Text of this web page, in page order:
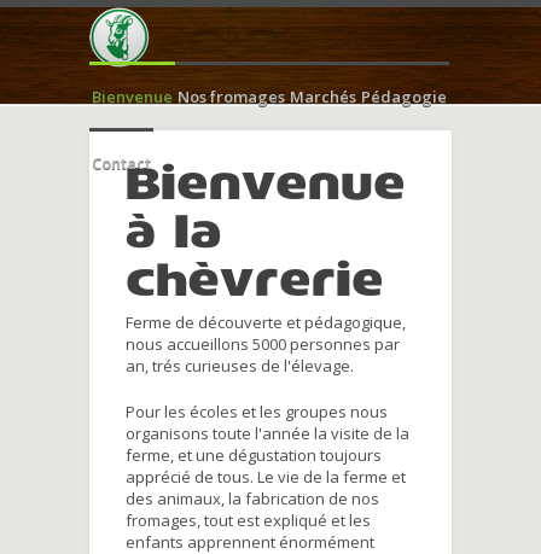
Bienvenue Nos fromages Marchés Pédagogie
ContactBienvenue
à la
chèvrerie
Ferme de découverte et pédagogique,
nous accueillons 5000 personnes par
an, trés curieuses de l'élevage.
Pour les écoles et les groupes nous
organisons toute l'année la visite de la
ferme, et une dégustation toujours
apprécié de tous. Le vie de la ferme et
des animaux, la fabrication de nos
fromages, tout est expliqué et les
enfants apprennent énormément